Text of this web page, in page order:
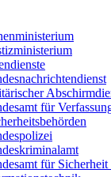
für
für Sicherheit